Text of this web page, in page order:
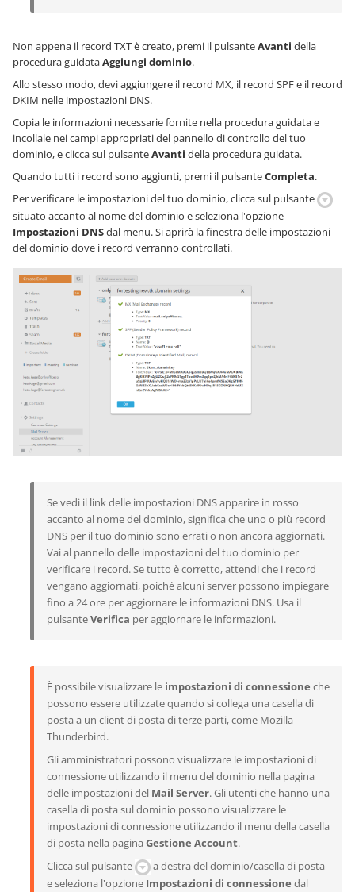
Non appena il record TXT è creato, premi il pulsanteAvanti della
procedura guidataAggiungi dominio.
Allo stesso modo, devi aggiungere il record MX, il record SPF e il record
DKIM nelle impostazioni DNS.
Copia le informazioni necessarie fornite nella procedura guidata e
incollale nei campi appropriati del pannello di controllo del tuo
dominio, e clicca sul pulsanteAvanti della procedura guidata.
Quando tutti i record sono aggiunti, premi il pulsanteCompleta.
Per verificare le impostazioni del tuo dominio, clicca sul pulsante
situato accanto al nome del dominio e seleziona l'opzione
Impostazioni DNSdal menu. Si aprirà la finestra delle impostazioni
del dominio dove i record verranno controllati.
Se vedi il link delle impostazioni DNS apparire in rosso
accanto al nome del dominio, significa che uno o più record
DNS per il tuo dominio sono errati o non ancora aggiornati.
Vai al pannello delle impostazioni del tuo dominio per
verificare i record. Se tutto è corretto, attendi che i record
vengano aggiornati, poiché alcuni server possono impiegare
fino a 24 ore per aggiornare le informazioni DNS. Usa il
pulsanteVerifica per aggiornare le informazioni.
È possibile visualizzare le impostazioni di connessione che
possono essere utilizzate quando si collega una casella di
posta a un client di posta di terze parti, come Mozilla
Thunderbird.
Gli amministratori possono visualizzare le impostazioni di
connessione utilizzando il menu del dominio nella pagina
delle impostazioni del Mail Server. Gli utenti che hanno una
casella di posta sul dominio possono visualizzare le
impostazioni di connessione utilizzando il menu della casella
di posta nella pagina Gestione Account.
Clicca sul pulsante
a destra del dominio/casella di posta
e seleziona l'opzione Impostazioni di connessione dal